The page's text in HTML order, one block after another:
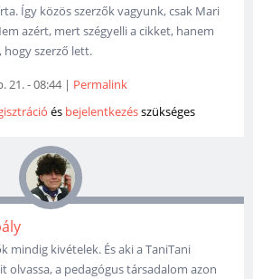
Így közös szerzők vagyunk, csak Mari
azért, mert szégyelli a cikket, hanem
szerző lett.
21. - 08:44| Permalink
és bejelentkezésszükséges
mindig kivételek. És aki a TaniTani
olvassa, a pedagógus társadalom azon